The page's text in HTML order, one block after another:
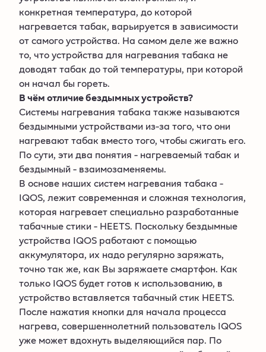
конкретная температура, до которой
нагревается табак, варьируется в зависимости
от самого устройства. На самом деле же важно
то, что устройства для нагревания табака не
доводят табак до той температуры, при которой
он начал бы гореть.
В чём отличие бездымных устройств?
Системы нагревания табака также называются
бездымными устройствами из-за того, что они
нагревают табак вместо того, чтобы сжигать его.
По сути, эти два понятия - нагреваемый табак и
бездымный - взаимозаменяемы.
В основе наших систем нагревания табака -
IQOS, лежит современная и сложная технология,
которая нагревает специально разработанные
табачные стики - HEETS. Поскольку бездымные
устройства IQOS работают с помощью
аккумулятора, их надо регулярно заряжать,
точно так же, как Вы заряжаете смартфон. Как
только IQOS будет готов к использованию, в
устройство вставляется табачный стик HEETS.
После нажатия кнопки для начала процесса
нагрева, совершеннолетний пользователь IQOS
уже может вдохнуть выделяющийся пар. По